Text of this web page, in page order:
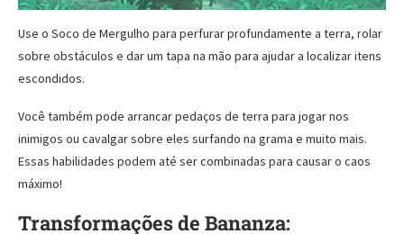
Use o Soco de Mergulho para perfurar profundamente a terra, rolar
sobre obstáculos e dar um tapa na mão para ajudar a localizar itens
escondidos.
Você também pode arrancar pedaços de terra para jogar nos
inimigos ou cavalgar sobre eles surfando na grama e muito mais.
Essas habilidades podem até ser combinadas para causar o caos
máximo!
Transformações de Bananza: